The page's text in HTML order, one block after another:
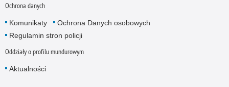
Ochrona danych
Komunikaty
Ochrona Danych osobowych
Regulamin stron policji
Oddziały o profilu mundurowym
Aktualności